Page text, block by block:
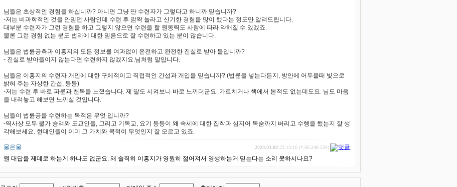
님들은 초상적인 경험을 하십니까? 아니면 그냥 딴 수련자가 그렇다고 하니까 믿습니까?
-저는 비과학적인 것을 안믿던 사람인데 수련 후 깜짝 놀라고 신기한 경험을 많이 했다는 정도만 알려드립니다.
대부분 수련자가 그런 경험을 하고 그렇지 않으면 수련을 할 원동력도 사람에 따라 약해질 수 있겠죠.
물론 그런 경험 없는 분도 법리에 대한 믿음으로 잘 수련하고 있는 분이 많습니다.
님들은 법륜공측과 이홍지의 모든 정보를 여과없이 온전하고 완전한 진실로 받아 들입니까?
- 진실로 받아들이지 않는다면 수련하지 않겠지요.님처럼 말입니다.
님들은 이홍지의 수련자 개인에 대한 구체적이고 직접적인 간섭과 개입을 믿습니까? (법륜을 넣는다든지, 방안에 어두울때 빛으로
밝혀 주는 자상한 간섭, 등등)
-저는 수련 후 바로 파룬과 천목을 느꼈습니다. 제 딸도 시켜보니 바로 느끼더군요. 가르치거나 책에서 본적도 없는데도요. 님도 마음
을 내려놓고 해보면 느끼실 것입니다.
님들이 법륜공을 수련하는 목적은 무엇 입니까?
-역사상 모두 불가 승려와 도교인들, 그리고 기독교, 요기 등등이 왜 속세에 대한 집착과 심지어 목숨까지 버리고 수행을 했는지 잘 생
각해보세요. 현대인들이 이미 그 가치와 목적이 무엇인지 잘 모르고 있죠.
2020.03.08 23:13:16 (*.60.248.234)
물은물
뭔 대답을 제데로 하는게 하나도 없군요. 왜 솔직히 이홍지가 영원히 젊어져서 영생하는거 믿는다는 소리 못하시나요?